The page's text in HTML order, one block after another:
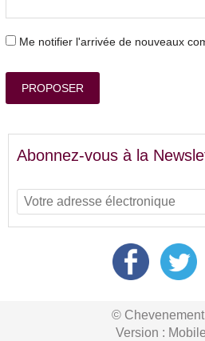
Me notifier l'arrivée de nouveaux
PROPOSER
Abonnez-vous à la
©
Version : Mobile